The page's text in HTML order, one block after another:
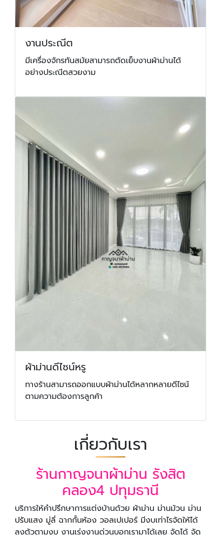
งานประณีต
มีเครื่องจักรทันสมัยสามารถตัดเย็บงานผ้าม่านได้
อย่างประณีตสวยงาม
ผ้าม่านดีไซน์หรู
ทางร้านสามารถออกแบบผ้าม่านได้หลากหลายดีไซน์
ตามความต้องการลูกค้า
เกี่ยวกับเรา
ร้านกาญจนาผ้าม่าน รังสิต
คลอง4 ปทุมธานี
บริการให้คำปรึกษาการแต่งบ้านด้วย ผ้าม่าน ม่านม้วน ม่าน
ปรับแสง มู่ลี่ ฉากกั้นห้อง วอลเปเปอร์ มีงบเท่าไรจัดให้ได้
ลงตัวตามงบ งานเร่งงานด่วนบอกเรามาได้เลย จัดได้ จัด